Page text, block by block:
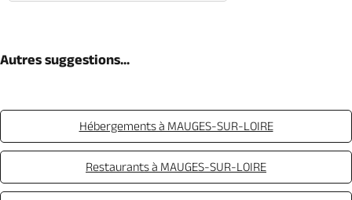
Autres suggestions...
Hébergements à MAUGES-SUR-LOIRE
Restaurants à MAUGES-SUR-LOIRE